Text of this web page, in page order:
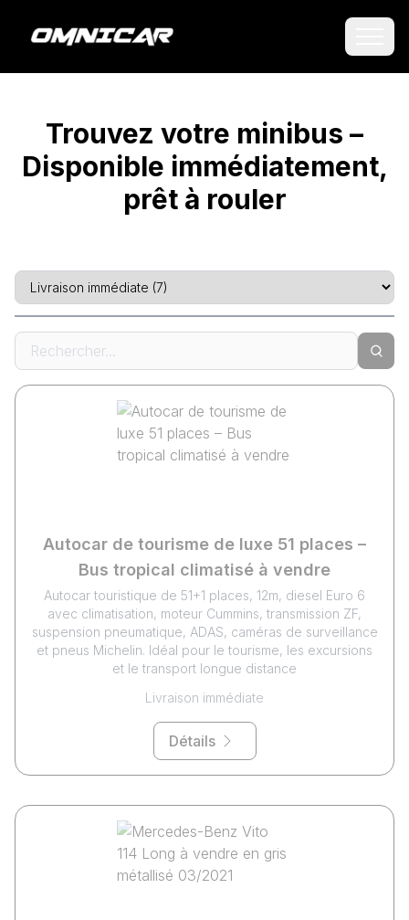
Trouvez votre minibus –
Disponible immédiatement,
prêt à rouler
Autocar de tourisme de luxe 51 places –
Bus tropical climatisé à vendre
Autocar touristique de 51+1 places, 12m, diesel Euro 6
avec climatisation, moteur Cummins, transmission ZF,
suspension pneumatique, ADAS, caméras de surveillance
et pneus Michelin. Idéal pour le tourisme, les excursions
et le transport longue distance
Livraison immédiate
Détails